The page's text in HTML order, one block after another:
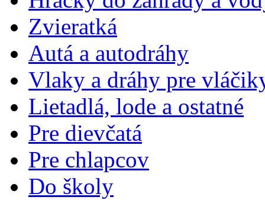
Zvieratká
Autá a autodráhy
Vlaky a dráhy pre
Lietadlá, lode a ostatné
Pre dievčatá
Pre chlapcov
Do školy